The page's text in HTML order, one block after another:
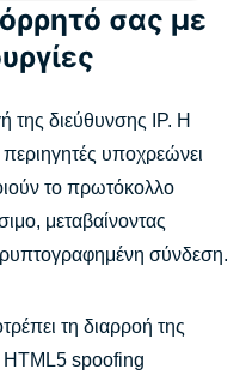
σας με
της διεύθυνσης IP. Η
υποχρεώνει
το πρωτόκολλο
μεταβαίνοντας
σύνδεση.
τη διαρροή της
HTML5 spoofing